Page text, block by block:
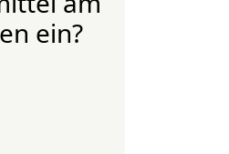
ein?